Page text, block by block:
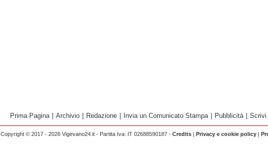
Prima Pagina Archivio Redazione Invia un Comunicato Stampa Pubblicità Scrivi
Copyright © 2017 - 2026 Vigevano24.it - Partita Iva: IT 02688590187 - Credits | Privacy e cookie policy |